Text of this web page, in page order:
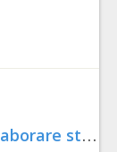
P
restare servicii de servicii de elaborare studii istorice de fundamentare a interventiilor de consolidare pentru imobilele din Municipiul Bucuresti